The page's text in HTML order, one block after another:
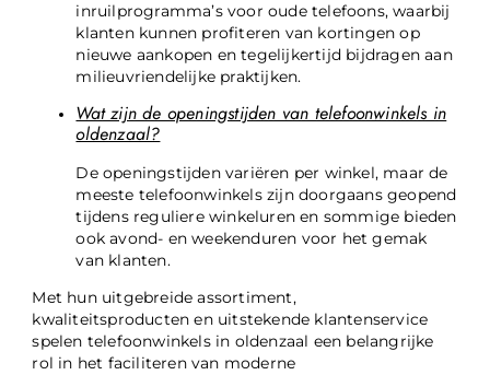
inruilprogramma’s voor oude telefoons, waarbij
klanten kunnen profiteren van kortingen op
nieuwe aankopen en tegelijkertijd bijdragen aan
milieuvriendelijke praktijken.
Wat zijn de openingstijden van telefoonwinkels in
oldenzaal?
De openingstijden variëren per winkel, maar de
meeste telefoonwinkels zijn doorgaans geopend
tijdens reguliere winkeluren en sommige bieden
ook avond- en weekenduren voor het gemak
van klanten.
Met hun uitgebreide assortiment,
kwaliteitsproducten en uitstekende klantenservice
spelen telefoonwinkels in oldenzaal een belangrijke
rol in het faciliteren van moderne